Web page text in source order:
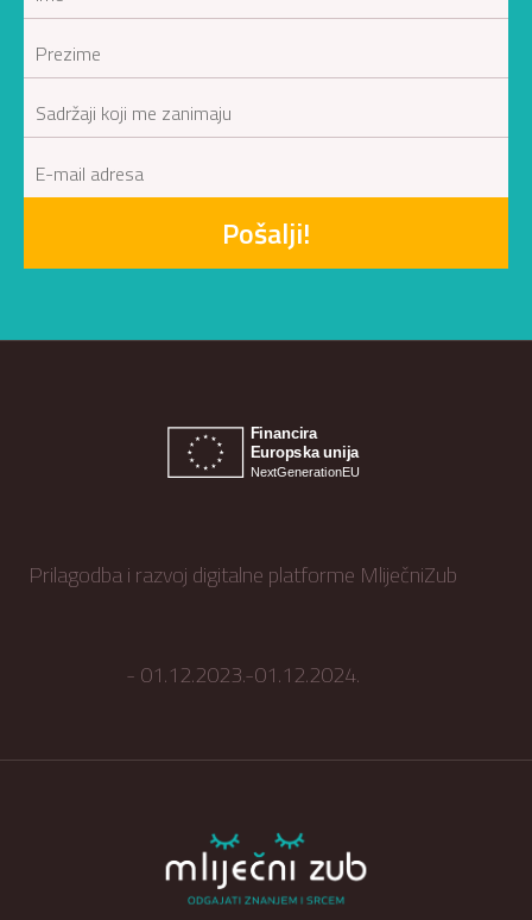
Pošalji!
Prilagodba i razvoj digitalne platforme MliječniZub
- 01.12.2023.-01.12.2024.